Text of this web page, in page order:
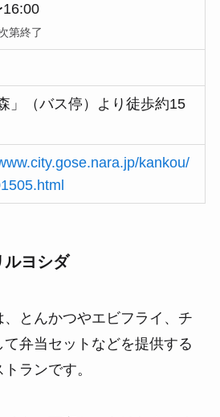
16:00
第終了
」（バス停）より徒歩約15
kankou/
ルヨシダ
、とんかつやエビフライ、チ
弁当セットなどを提供する
ランです。